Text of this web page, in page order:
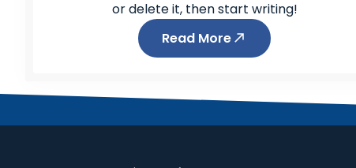
or delete it, then start writing!
Read More